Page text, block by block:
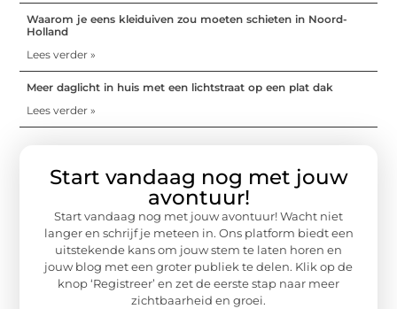
Waarom je eens kleiduiven zou moeten schieten in Noord-
Holland
Lees verder »
Meer daglicht in huis met een lichtstraat op een plat dak
Lees verder »
Start vandaag nog met jouw
avontuur!
Start vandaag nog met jouw avontuur! Wacht niet
langer en schrijf je meteen in. Ons platform biedt een
uitstekende kans om jouw stem te laten horen en
jouw blog met een groter publiek te delen. Klik op de
knop ‘Registreer’ en zet de eerste stap naar meer
zichtbaarheid en groei.